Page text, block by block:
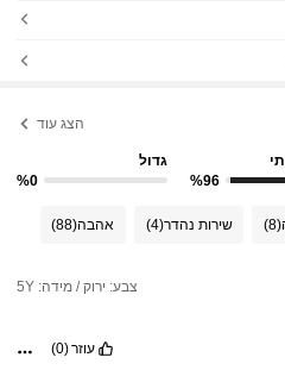
הצג עוד
%96
גדול
%0
(8) שירות נהדר(4) אהבה(88)
צבע: ירוק / מידה: 5Y
עוזר(0)